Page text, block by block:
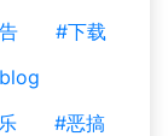
#下载
#恶搞